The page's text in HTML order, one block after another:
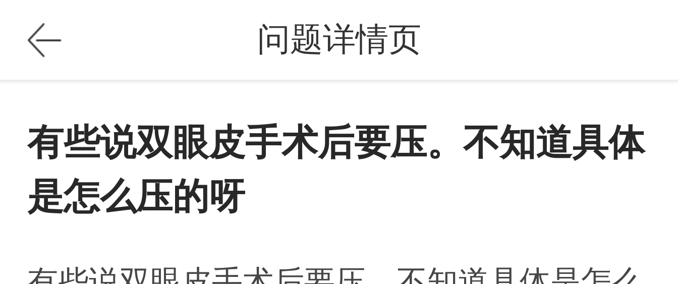
问题详情页
有些说双眼皮手术后要压。不知道具体
是怎么压的呀